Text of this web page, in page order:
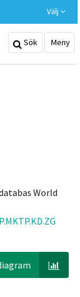
Välj
Sök Meny
World